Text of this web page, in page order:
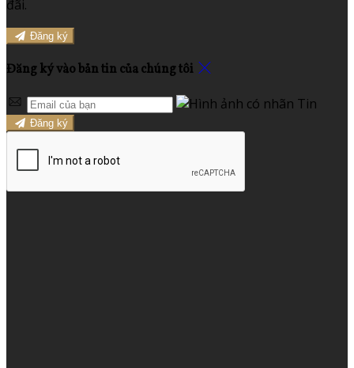
đãi.
Đăng ký
Đăng ký vào bản tin của chúng tôi
Đăng ký